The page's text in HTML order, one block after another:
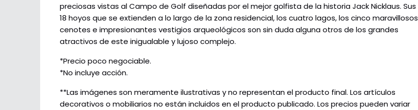
preciosas vistas al Campo de Golf diseñadas por el mejor golfista de la historia Jack Nicklaus. Sus
18 hoyos que se extienden a lo largo de la zona residencial, los cuatro lagos, los cinco maravillosos
cenotes e impresionantes vestigios arqueológicos son sin duda alguna otros de los grandes
atractivos de este inigualable y lujoso complejo.
*Precio poco negociable.
*No incluye acción.
**Las imágenes son meramente ilustrativas y no representan el producto final. Los artículos
decorativos o mobiliarios no están incluidos en el producto publicado. Los precios pueden variar